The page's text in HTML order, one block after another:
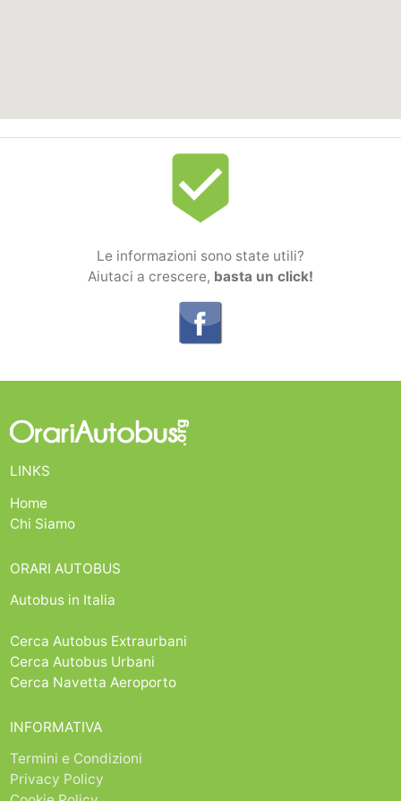
beenhere
Le informazioni sono state utili?
Aiutaci a crescere, basta un click!
LINKS
Home
Chi Siamo
ORARI AUTOBUS
Autobus in Italia
Cerca Autobus Extraurbani
Cerca Autobus Urbani
Cerca Navetta Aeroporto
INFORMATIVA
Termini e Condizioni
Privacy Policy